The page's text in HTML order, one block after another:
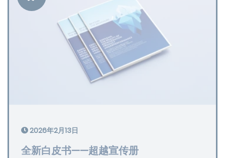
2026年2月13日
全新白皮书——超越宣传册